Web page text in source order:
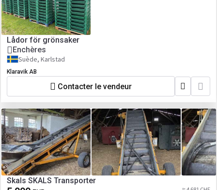
Lådor för grönsaker
Enchères
Suède, Karlstad
Klaravik AB
Contacter le vendeur
Skals SKALS Transporter